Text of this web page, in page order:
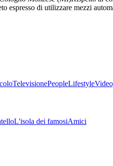
espresso di utilizzare mezzi
TelevisionePeopleLifestyle
L'isola dei famosiAmici